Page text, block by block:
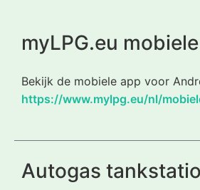
myLPG.eu
Bekijk de mobiele app voor
https://www.mylpg.eu/nl/
Autogas